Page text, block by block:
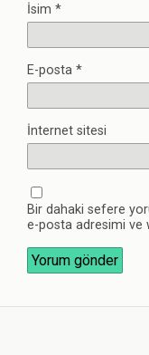
İsim *
E-posta *
İnternet sitesi
Bir dahaki sefere
e-posta adresimi ve